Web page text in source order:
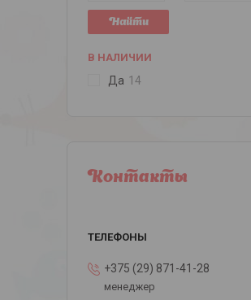
Найти
В НАЛИЧИИ
Да 14
Контакты
+375 (29) 871-41-28
менеджер